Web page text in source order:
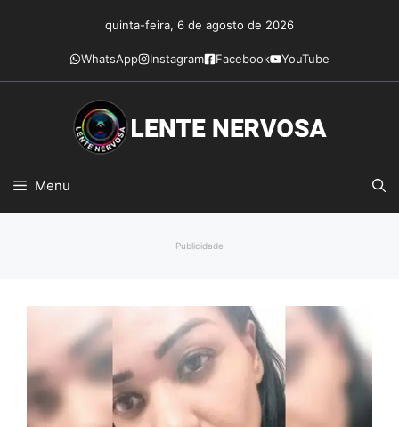
conteúdo
quinta-feira, 6 de agosto de 2026
WhatsApp Instagram Facebook YouTube
Menu
Publicidade